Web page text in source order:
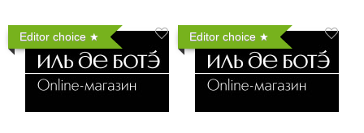
Editor choice Editor choice